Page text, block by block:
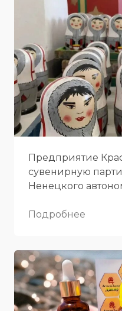
Предприятие
сувенирную
Ненецкого
Подробнее